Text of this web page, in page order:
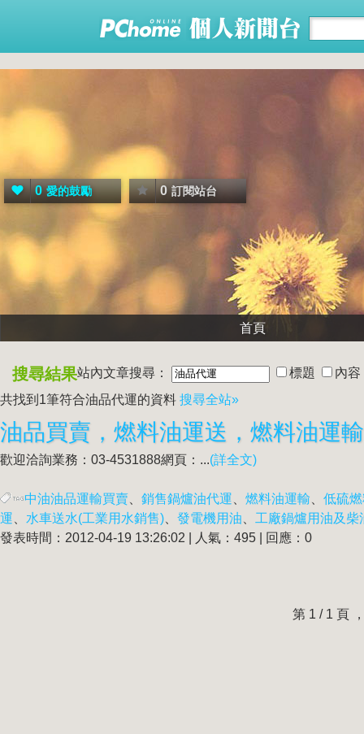
0 愛的鼓勵 0 訂閱站台
首頁
搜尋結果站內文章搜尋： 標題
內容
共找到1筆符合油品代運的資料 搜尋全站»
油品買賣，燃料油運送，燃料油運
歡迎洽詢業務：03-4531888網頁：...(詳全文)
中油油品運輸買賣 銷售鍋爐油代運 燃料油運輸
低硫
運
水車送水(工業用水銷售) 發電機用油
工廠鍋爐用油及柴
發表時間：2012-04-19 13:26:02 | 人氣：495 | 回應：0
第 1 / 1